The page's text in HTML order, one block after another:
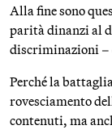
Alla fine sono
parità dinanzi al
discriminazioni –
Perché la
rovesciamento
contenuti, ma